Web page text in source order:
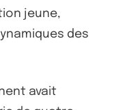
jeune,
des
avait